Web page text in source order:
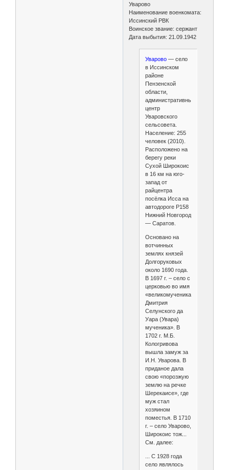
Уварово
Наименование военкомата:
Иссинский РВК
Воинское звание: сержант
Дата выбытия: 21.09.1942
Уварово— село
в Иссинском
районе
Пензенской
области,
административный
центр
Уваровского
сельсовета.
Население: 255
человек (2010).
Расположено на
берегу реки
Сухой Широкоис
в 16 км на юго-
запад от
райцентра
посёлка Исса на
автодороге Р158
Нижний Новгород
— Саратов.
Основано на
вотчинных
землях князей
Долгоруковых
около 1690 года.
В 1697 г. – село с
церковью во имя
«великомученика
Дмитрия
Селунского да
Уара (Увара)
мученика». В
1702 г. М.Б.
Кологривова
вышла замуж за
И.Н. Уварова. В
приданое дала
свою «порозжую
землю на речке
Шерекаисе», где
муж стал
хозяином
поместья. В 1710
г. – село Уварово,
Широкоис тож...
См. далее:
... С 1928 года
село являлось